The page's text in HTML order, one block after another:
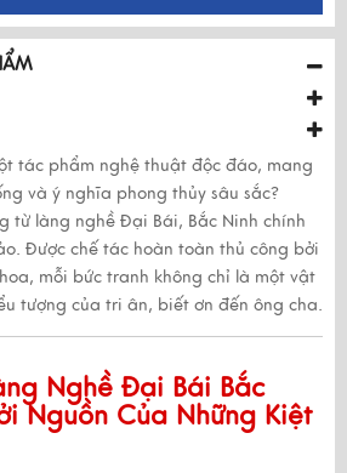
tác phẩm nghệ thuật độc đáo, mang
và ý nghĩa phong thủy sâu sắc?
từ làng nghề Đại Bái, Bắc Ninh chính
Được chế tác hoàn toàn thủ công bởi
mỗi bức tranh không chỉ là một vật
tượng của tri ân, biết ơn đến ông cha.
Nghề Đại Bái Bắc
Nguồn Của Những Kiệt